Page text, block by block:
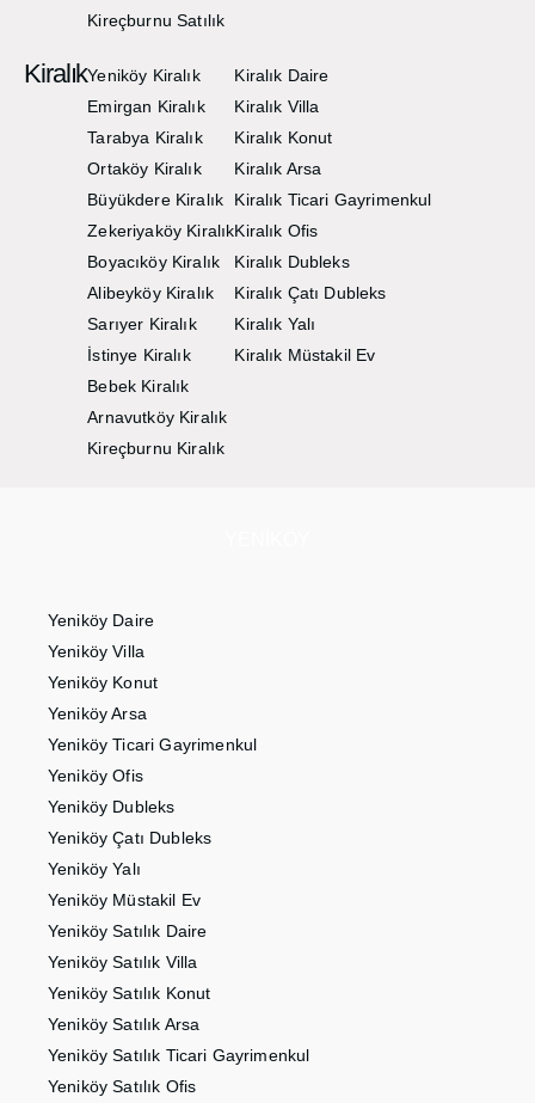
Kireçburnu Satılık
KiralıkYeniköy Kiralık
Emirgan Kiralık
Tarabya Kiralık
Ortaköy Kiralık
Büyükdere Kiralık
Zekeriyaköy Kiralık
Boyacıköy Kiralık
Alibeyköy Kiralık
Sarıyer Kiralık
İstinye Kiralık
Bebek Kiralık
Arnavutköy Kiralık
Kireçburnu Kiralık
Kiralık Daire
Kiralık Villa
Kiralık Konut
Kiralık Arsa
Kiralık Ticari Gayrimenkul
Kiralık Ofis
Kiralık Dubleks
Kiralık Çatı Dubleks
Kiralık Yalı
Kiralık Müstakil Ev
Yeniköy Daire
Yeniköy Villa
Yeniköy Konut
Yeniköy Arsa
Yeniköy Ticari Gayrimenkul
Yeniköy Ofis
Yeniköy Dubleks
Yeniköy Çatı Dubleks
Yeniköy Yalı
Yeniköy Müstakil Ev
Yeniköy Satılık Daire
Yeniköy Satılık Villa
Yeniköy Satılık Konut
Yeniköy Satılık Arsa
Yeniköy Satılık Ticari Gayrimenkul
Yeniköy Satılık Ofis